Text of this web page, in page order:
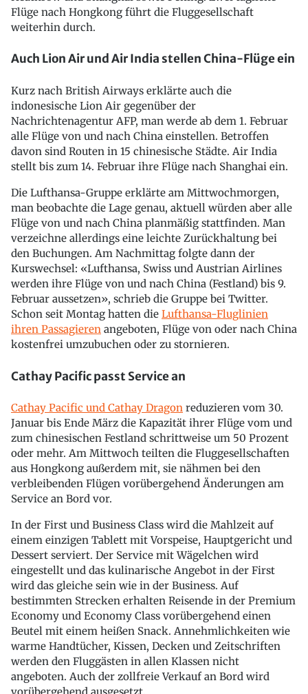
Flüge nach Hongkong führt die Fluggesellschaft
weiterhin durch.
Auch Lion Air und Air India stellen China-Flüge ein
Kurz nach British Airways erklärte auch die
indonesische Lion Air gegenüber der
Nachrichtenagentur AFP, man werde ab dem 1. Februar
alle Flüge von und nach China einstellen. Betroffen
davon sind Routen in 15 chinesische Städte. Air India
stellt bis zum 14. Februar ihre Flüge nach Shanghai ein.
Die Lufthansa-Gruppe erklärte am Mittwochmorgen,
man beobachte die Lage genau, aktuell würden aber alle
Flüge von und nach China planmäßig stattfinden. Man
verzeichne allerdings eine leichte Zurückhaltung bei
den Buchungen. Am Nachmittag folgte dann der
Kurswechsel: «Lufthansa, Swiss und Austrian Airlines
werden ihre Flüge von und nach China (Festland) bis 9.
Februar aussetzen», schrieb die Gruppe bei Twitter.
Schon seit Montag hatten die Lufthansa-Fluglinien
ihren Passagieren angeboten, Flüge von oder nach China
kostenfrei umzubuchen oder zu stornieren.
Cathay Pacific passt Service an
Cathay Pacific und Cathay Dragon reduzieren vom 30.
Januar bis Ende März die Kapazität ihrer Flüge vom und
zum chinesischen Festland schrittweise um 50 Prozent
oder mehr. Am Mittwoch teilten die Fluggesellschaften
aus Hongkong außerdem mit, sie nähmen bei den
verbleibenden Flügen vorübergehend Änderungen am
Service an Bord vor.
In der First und Business Class wird die Mahlzeit auf
einem einzigen Tablett mit Vorspeise, Hauptgericht und
Dessert serviert. Der Service mit Wägelchen wird
eingestellt und das kulinarische Angebot in der First
wird das gleiche sein wie in der Business. Auf
bestimmten Strecken erhalten Reisende in der Premium
Economy und Economy Class vorübergehend einen
Beutel mit einem heißen Snack. Annehmlichkeiten wie
warme Handtücher, Kissen, Decken und Zeitschriften
werden den Fluggästen in allen Klassen nicht
angeboten. Auch der zollfreie Verkauf an Bord wird